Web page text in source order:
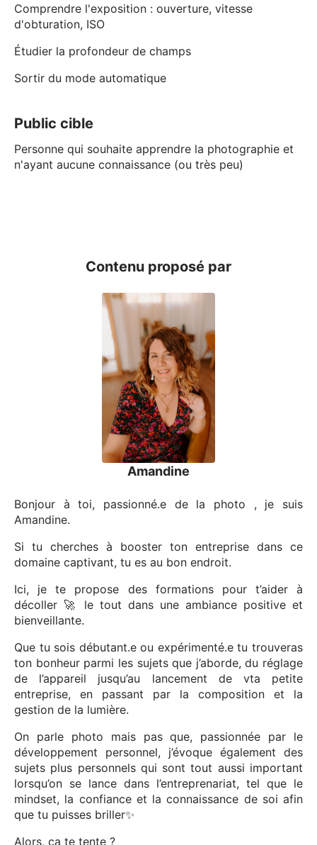
Comprendre l'exposition : ouverture, vitesse
d'obturation, ISO
Étudier la profondeur de champs
Sortir du mode automatique
Public cible
Personne qui souhaite apprendre la photographie et
n'ayant aucune connaissance (ou très peu)
Contenu proposé par
Amandine
Bonjour à toi, passionné.e de la photo , je suis
Amandine.
Si tu cherches à booster ton entreprise dans ce
domaine captivant, tu es au bon endroit.
Ici, je te propose des formations pour t’aider à
décoller 🚀 le tout dans une ambiance positive et
bienveillante.
Que tu sois débutant.e ou expérimenté.e tu trouveras
ton bonheur parmi les sujets que j’aborde, du réglage
de l’appareil jusqu’au lancement de vta petite
entreprise, en passant par la composition et la
gestion de la lumière.
On parle photo mais pas que, passionnée par le
développement personnel, j’évoque également des
sujets plus personnels qui sont tout aussi important
lorsqu’on se lance dans l’entreprenariat, tel que le
mindset, la confiance et la connaissance de soi afin
que tu puisses briller✨
Alors, ça te tente ?